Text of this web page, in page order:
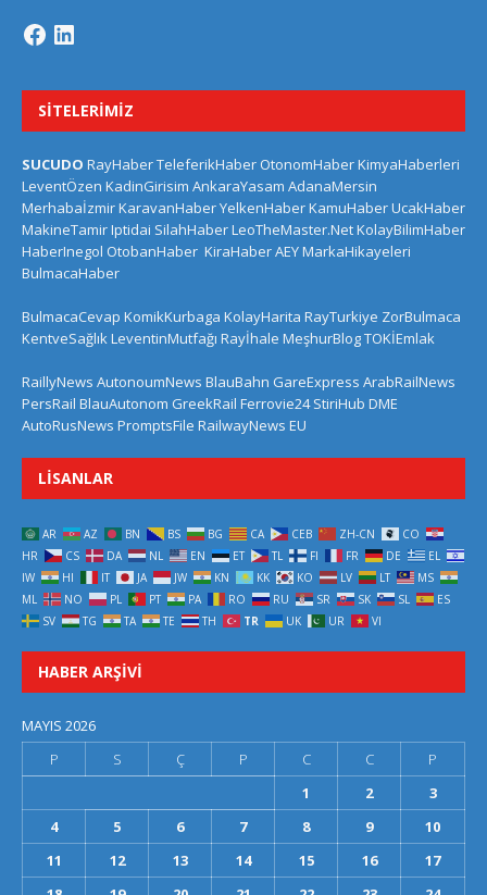
SITELERIMIZ
SUCUDO RayHaberTeleferikHaber OtonomHaberKimyaHaberleri
LeventÖzen KadinGirisim AnkaraYasam AdanaMersin
MerhabaİzmirKaravanHaberYelkenHaberKamuHaberUcakHaber
MakineTamirIptidai SilahHaberLeoTheMaster.NetKolayBilimHaber
HaberInegol OtobanHaber KiraHaberAEYMarkaHikayeleri
BulmacaHaber
BulmacaCevap KomikKurbaga KolayHarita RayTurkiye ZorBulmaca
KentveSağlıkLeventinMutfağı Rayİhale MeşhurBlogTOKİEmlak
RaillyNews AutonoumNews BlauBahn GareExpress ArabRailNews
PersRail BlauAutonom GreekRail Ferrovie24 StiriHub DME
AutoRusNews PromptsFile RailwayNews EU
LISANLAR
AR AZ BN BS BG CA CEB ZH-CN
CO
HR
CS DA NL EN ET TL FI FR DE
EL
IW
HI IT JA JW KN KK KO LV LT
MS
ML
NO PL PT PA RO RU SR SK SL
ES
SV
TG TA TE TH TR UK UR VI
HABER ARŞIVI
MAYIS 2026
P
S Ç P C C
P
1
2
3
4
5 6 7 8 9
10
11
12 13 14 15 16
17